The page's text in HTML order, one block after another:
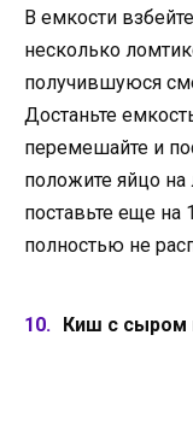
В емкости
несколько
получившуюся
Достаньте
перемешайте и
положите яйцо
поставьте еще на
полностью не
Киш с сыром